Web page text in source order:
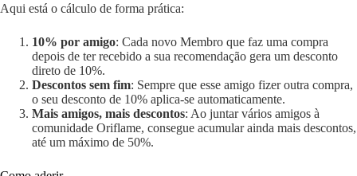
Aqui está o cálculo de forma prática:
10% por amigo: Cada novo Membro que faz uma compra
depois de ter recebido a sua recomendação gera um desconto
direto de 10%.
Descontos sem fim: Sempre que esse amigo fizer outra compra,
o seu desconto de 10% aplica-se automaticamente.
Mais amigos, mais descontos: Ao juntar vários amigos à
comunidade Oriflame, consegue acumular ainda mais descontos,
até um máximo de 50%.